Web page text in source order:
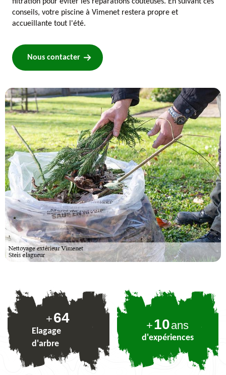
conseils, votre piscine à Vimenet restera propre et
accueillante tout l'été.
Nous contacter
+78
Elagage
d'arbre
+10ans
d'expériences